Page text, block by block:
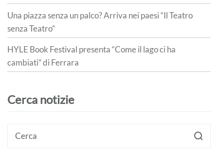
Una piazza senza un palco? Arriva nei paesi “Il Teatro
senza Teatro”
HYLE Book Festival presenta “Come il lago ci ha
cambiati” di Ferrara
Cerca notizie